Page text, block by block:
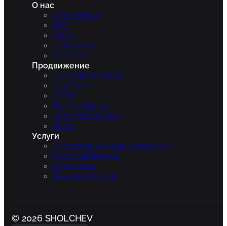
О нас
О компании
Блог
Кейсы
Глоссарий
Контакты
Продвижение
На маркетплейсах
WildBerries
OZON
Яндекс.Маркет
Сбер МегаМаркет
Авито
Услуги
Подключение к маркетплейсам
Аудит WildBerries
Аудит Озон
Внешний трафик
© 2026 SHOLCHEV